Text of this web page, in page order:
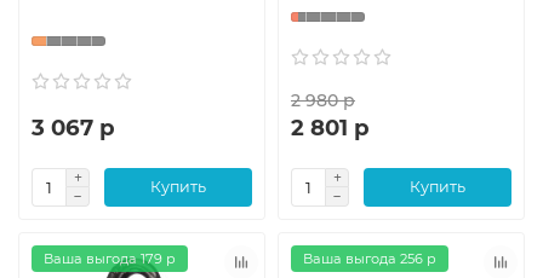
3 067 р
Купить
2 980 р
2 801 р
Купить
Ваша выгода 179 р Ваша выгода 256 р